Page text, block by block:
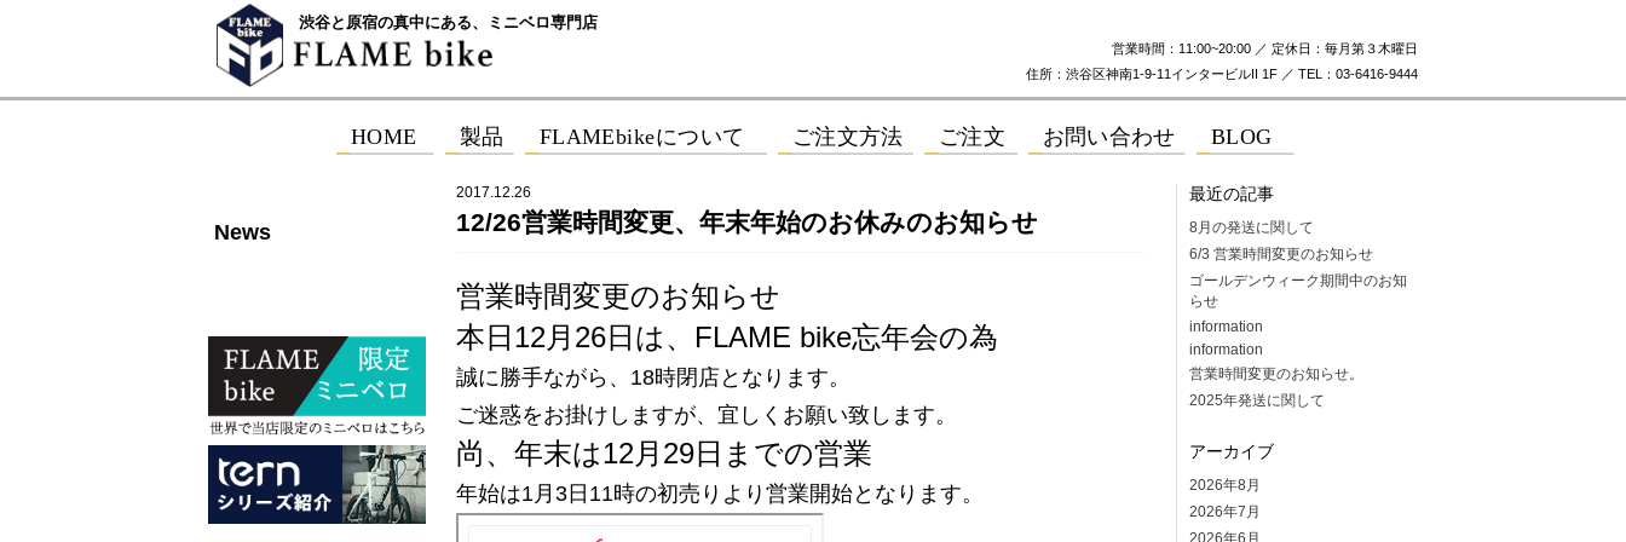
渋谷と原宿の真中にある、ミニベロ専門店
営業時間：11:00~20:00 ／ 定休日：毎月第３木曜日
住所：渋谷区神南1-9-11インタービルII 1F ／ TEL：03-6416-9444
News
2017.12.26
12/26営業時間変更、年末年始のお休みのお知らせ
営業時間変更のお知らせ
本日12月26日は、FLAME bike忘年会の為
誠に勝手ながら、18時閉店となります。
ご迷惑をお掛けしますが、宜しくお願い致します。
尚、年末は12月29日までの営業
年始は1月3日11時の初売りより営業開始となります。
最近の記事
8月の発送に関して
6/3 営業時間変更のお知らせ
ゴールデンウィーク期間中のお知
らせ
information
information
営業時間変更のお知らせ。
2025年発送に関して
アーカイブ
2026年8月
2026年7月
2026年6月